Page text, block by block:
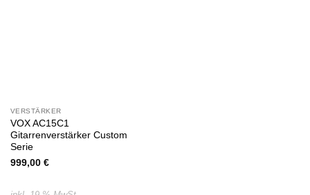
VERSTÄRKER
VOX AC15C1
Gitarrenverstärker Custom
Serie
999,00 €